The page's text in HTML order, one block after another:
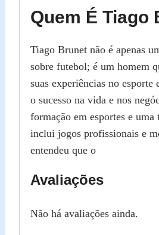
Quem É Tiago
Tiago Brunet não é apenas
sobre futebol; é um homem
suas experiências no esporte
o sucesso na vida e nos
formação em esportes e uma
inclui jogos profissionais e
entendeu que o
Avaliações
Não há avaliações ainda.